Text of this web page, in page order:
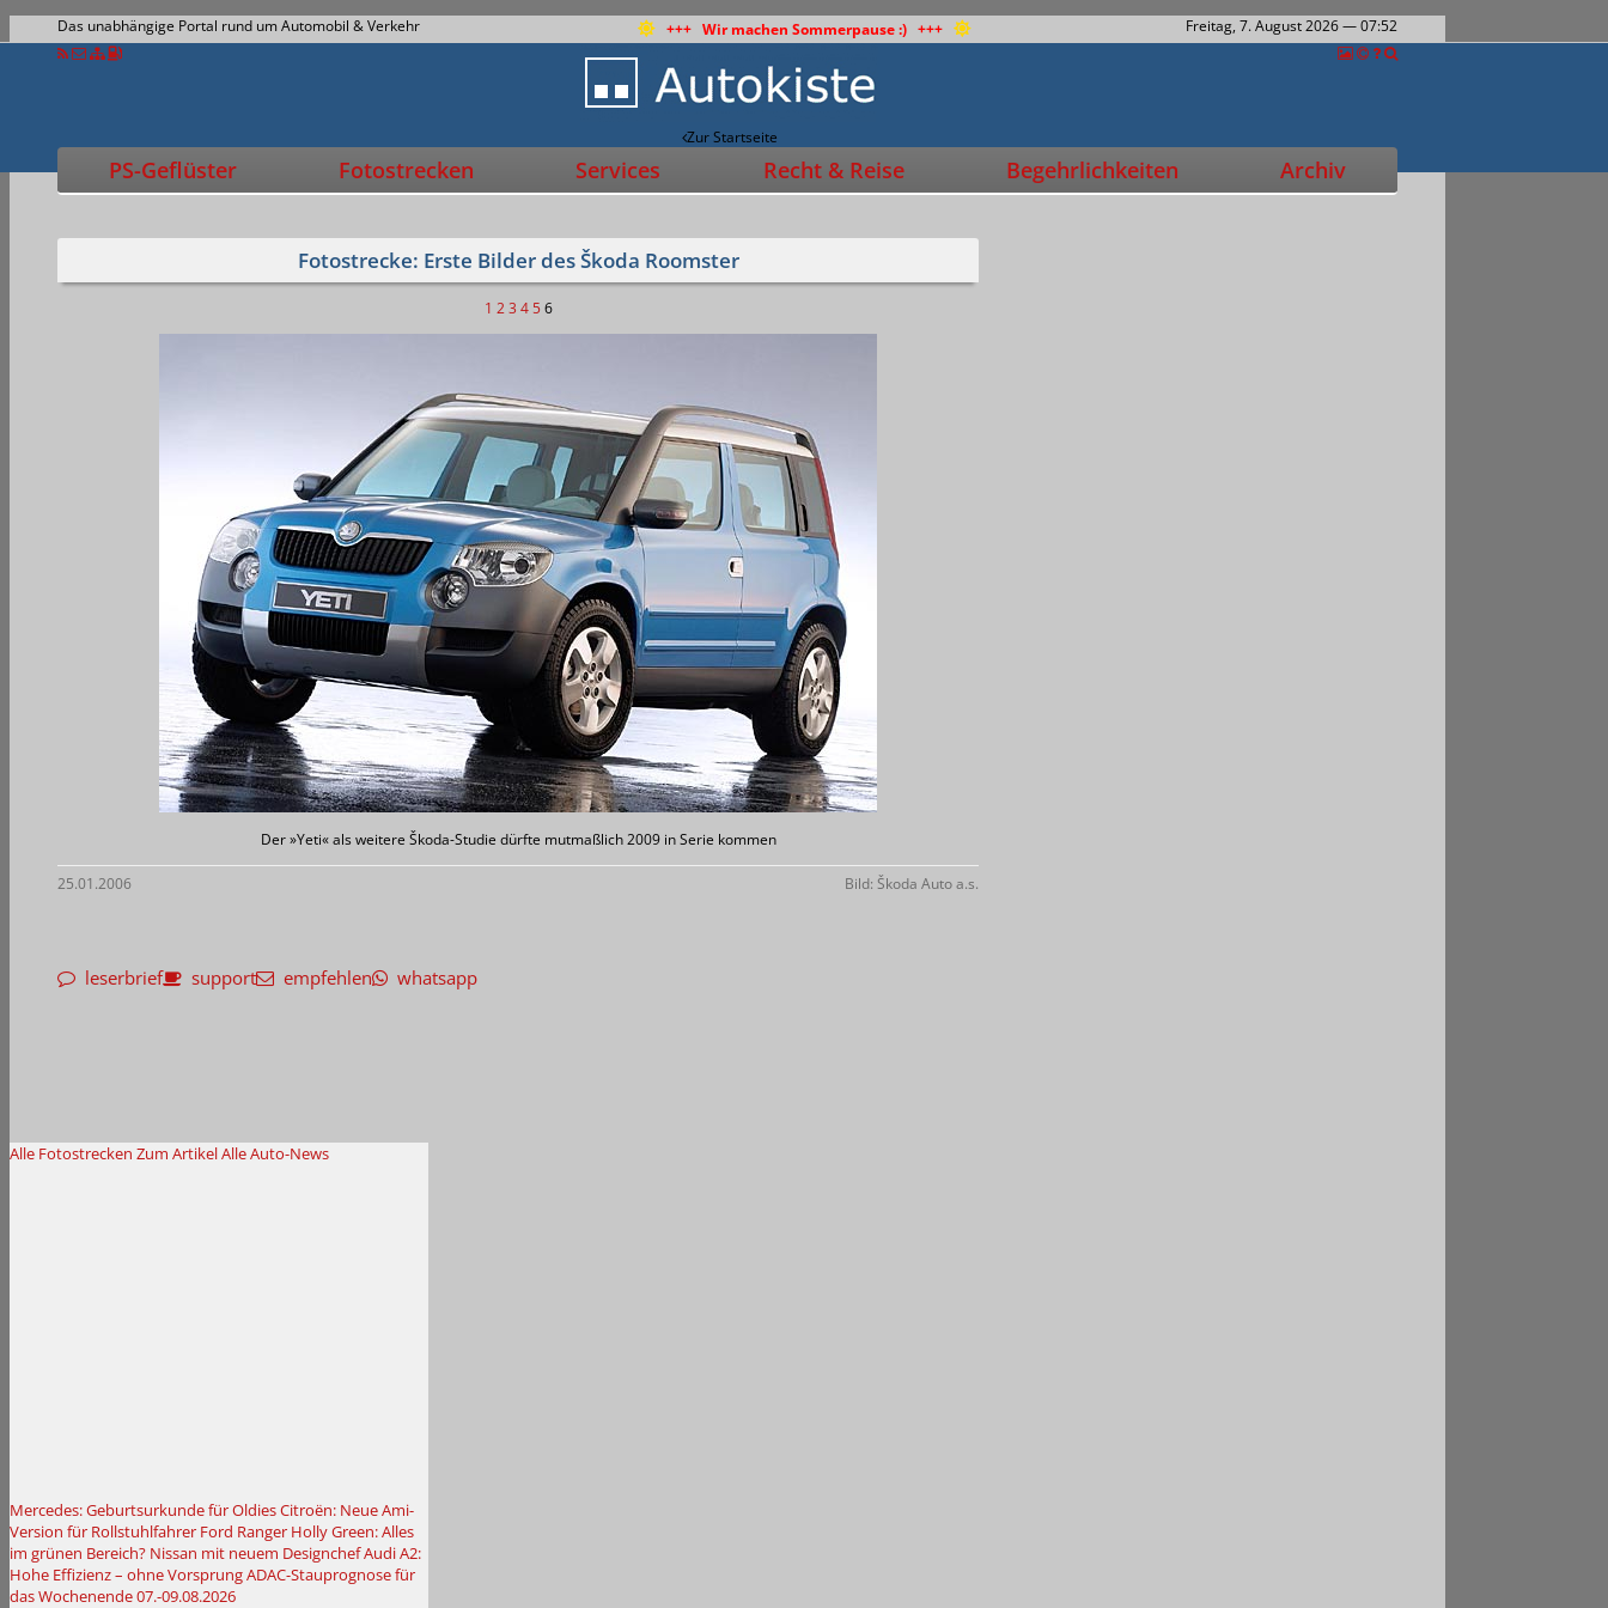
Das unabhängige Portal rund um Automobil & Verkehr +++ Wir machen Sommerpause :) +++ Freitag, 7. August 2026— 07:52
Zur Startseite
PS-Geflüster Fotostrecken Services Recht & Reise Begehrlichkeiten Archiv
Fotostrecke: Erste Bilder des Škoda Roomster
1 2 3 4 5 6
Der »Yeti« als weitere Škoda-Studie dürfte mutmaßlich 2009 in Serie kommen
25.01.2006 Bild: Škoda Auto a.s.
leserbrief support empfehlen whatsapp
Alle Fotostrecken Zum ArtikelAlle Auto-News
Mercedes: Geburtsurkunde für OldiesCitroën: Neue Ami-
Version für Rollstuhlfahrer Ford Ranger Holly Green: Alles
im grünen Bereich? Nissan mit neuem DesignchefAudi A2:
Hohe Effizienz – ohne VorsprungADAC-Stauprognose für
das Wochenende 07.-09.08.2026